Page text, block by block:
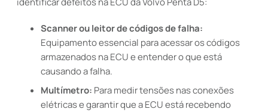
Scanner ou leitor de códigos de falha:
Equipamento essencial para acessar os códigos
armazenados na ECU e entender o que está
causando a falha.
Multímetro: Para medir tensões nas conexões
elétricas e garantir que a ECU está recebendo